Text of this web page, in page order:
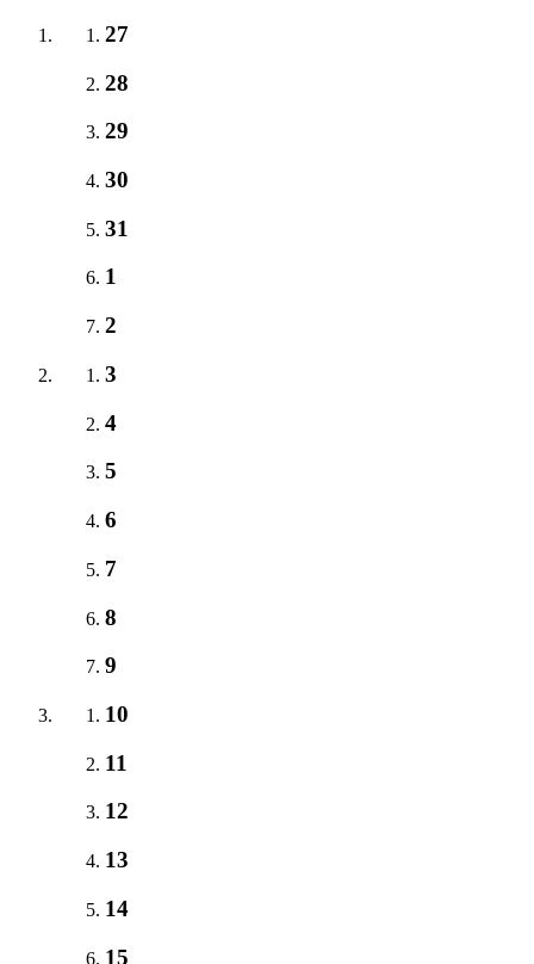
27
28
29
30
31
1
2
3
4
5
6
7
8
9
10
11
12
13
14
15